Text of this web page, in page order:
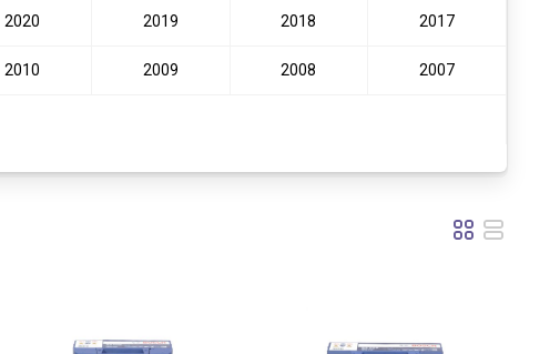
2020 2019 2018 2017
2010 2009 2008 2007